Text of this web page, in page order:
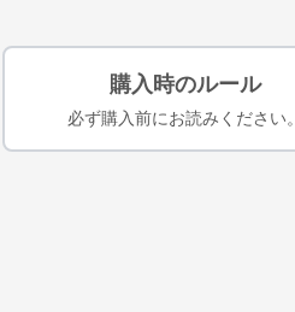
購入時のルール
必ず購入前にお読みください。